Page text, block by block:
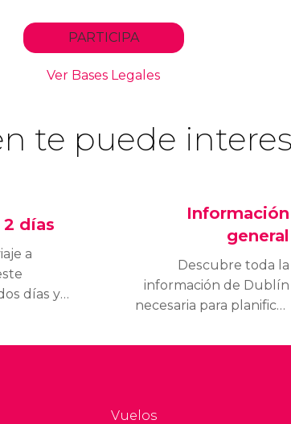
te puede
días
a
días y
Información
general
Descubre toda la
información de Dublín
necesaria para planificar
cultura, información útil
Vuelos